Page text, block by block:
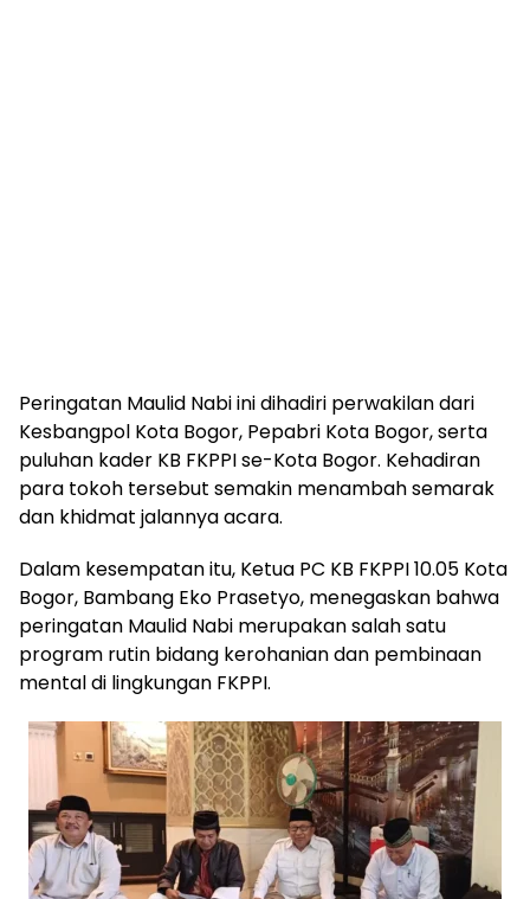
Peringatan Maulid Nabi ini dihadiri perwakilan dari
Kesbangpol Kota Bogor, Pepabri Kota Bogor, serta
puluhan kader KB FKPPI se-Kota Bogor. Kehadiran
para tokoh tersebut semakin menambah semarak
dan khidmat jalannya acara.
Dalam kesempatan itu, Ketua PC KB FKPPI 10.05 Kota
Bogor, Bambang Eko Prasetyo, menegaskan bahwa
peringatan Maulid Nabi merupakan salah satu
program rutin bidang kerohanian dan pembinaan
mental di lingkungan FKPPI.